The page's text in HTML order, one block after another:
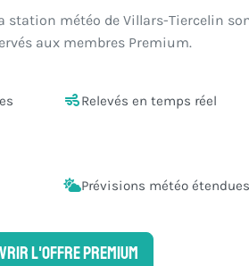
station météo de Villars-Tiercelin
aux membres Premium.
Relevés en temps réel
Prévisions météo étendues
l'offre Premium